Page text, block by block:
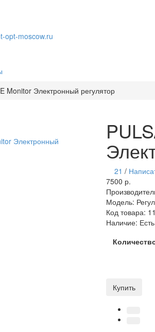
opt-moscow.ru
Monitor Электронный регулятор
21 /
7500 р.
Модель:
Код товара:
Наличие:
Купить